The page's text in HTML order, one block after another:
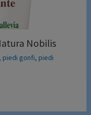
Nobilis
, piedi gonfi, piedi